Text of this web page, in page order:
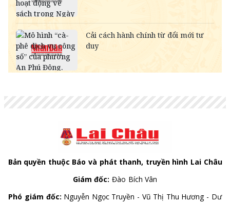
KWD
CAD
18,222.10 18,406.17
18,995.72
CHF
31,486.79 31,804.84
32,823.55
INR
HKD
3,247.93 3,280.74
3,406.20
Bản quyền thuộc Báo và phát thanh, truyền hình Lai Châu
Giám đốc: Đào Bích Vân
Phó giám đốc: Nguyễn Ngọc Truyền - Vũ Thị Thu Hương - Dư